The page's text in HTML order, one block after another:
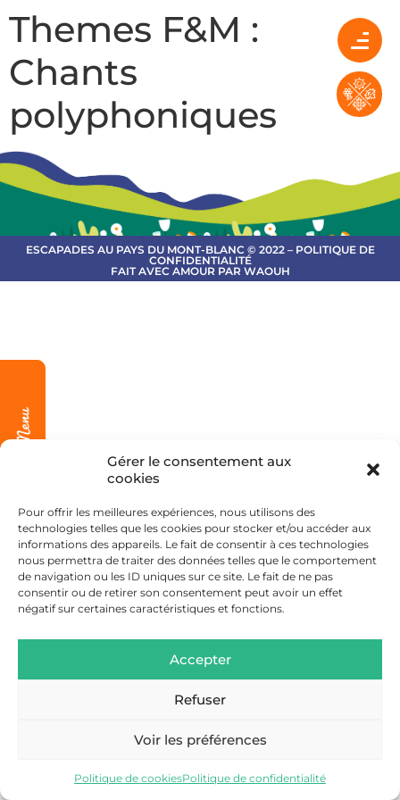
Gérer le consentement aux
cookies
Pour offrir les meilleures expériences, nous utilisons des
technologies telles que les cookies pour stocker et/ou accéder aux
informations des appareils. Le fait de consentir à ces technologies
nous permettra de traiter des données telles que le comportement
de navigation ou les ID uniques sur ce site. Le fait de ne pas
consentir ou de retirer son consentement peut avoir un effet
négatif sur certaines caractéristiques et fonctions.
Accepter
Refuser
Voir les préférences
Politique de cookiesPolitique de confidentialité
Themes F&M :
Chants
polyphoniques
ESCAPADES AU PAYS DU MONT-BLANC © 2022 – POLITIQUE DE
CONFIDENTIALITÉ
FAIT AVEC AMOUR PAR WAOUH